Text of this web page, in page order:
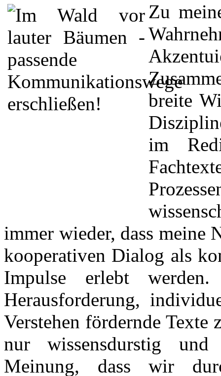
Zu
breite
im
immer wieder, dass meine
kooperativen Dialog als
Impulse erlebt
Herausforderung,
Verstehen fördernde
nur wissensdurstig
Meinung, dass wir